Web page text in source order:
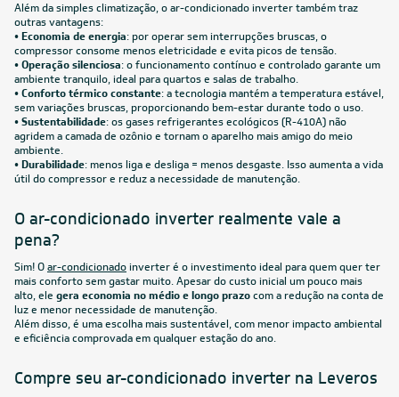
Além da simples climatização, o ar-condicionado inverter também traz
outras vantagens:
•Economia de energia: por operar sem interrupções bruscas, o
compressor consome menos eletricidade e evita picos de tensão.
•Operação silenciosa: o funcionamento contínuo e controlado garante um
ambiente tranquilo, ideal para quartos e salas de trabalho.
•Conforto térmico constante: a tecnologia mantém a temperatura estável,
sem variações bruscas, proporcionando bem-estar durante todo o uso.
•Sustentabilidade: os gases refrigerantes ecológicos (R-410A) não
agridem a camada de ozônio e tornam o aparelho mais amigo do meio
ambiente.
•Durabilidade: menos liga e desliga = menos desgaste. Isso aumenta a vida
útil do compressor e reduz a necessidade de manutenção.
O ar-condicionado inverter realmente vale a
pena?
Sim! Oar-condicionadoinverter é o investimento ideal para quem quer ter
mais conforto sem gastar muito. Apesar do custo inicial um pouco mais
alto, ele gera economia no médio e longo prazocom a redução na conta de
luz e menor necessidade de manutenção.
Além disso, é uma escolha mais sustentável, com menor impacto ambiental
e eficiência comprovada em qualquer estação do ano.
Compre seu ar-condicionado inverter na Leveros